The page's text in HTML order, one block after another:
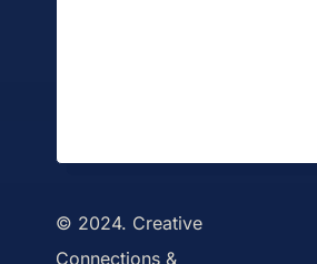
© 2024. Creative
Connections &